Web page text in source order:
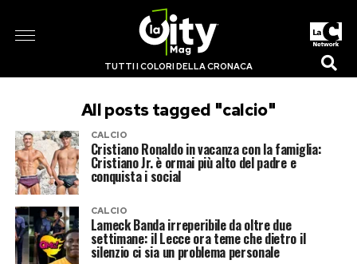
TUTTI I COLORI DELLA CRONACA
All posts tagged "calcio"
CALCIO
Cristiano Ronaldo in vacanza con la famiglia:
Cristiano Jr. è ormai più alto del padre e
conquista i social
CALCIO
Lameck Banda irreperibile da oltre due
settimane: il Lecce ora teme che dietro il
silenzio ci sia un problema personale